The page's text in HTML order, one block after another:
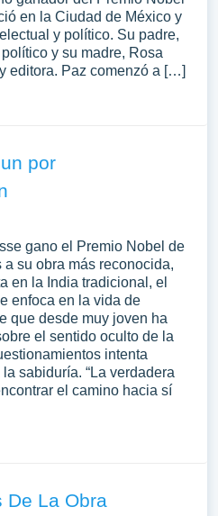
en la Ciudad de México y
y político. Su padre,
y su madre, Rosa
editora. Paz comenzó a […]
por
gano el Premio Nobel de
su obra más reconocida,
en la India tradicional, el
enfoca en la vida de
que desde muy joven ha
el sentido oculto de la
intenta
sabiduría. “La verdadera
el camino hacia sí
De La Obra